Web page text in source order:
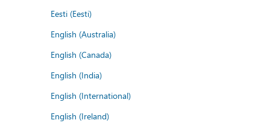
Eesti (Eesti)
English (Australia)
English (Canada)
English (India)
English (International)
English (Ireland)